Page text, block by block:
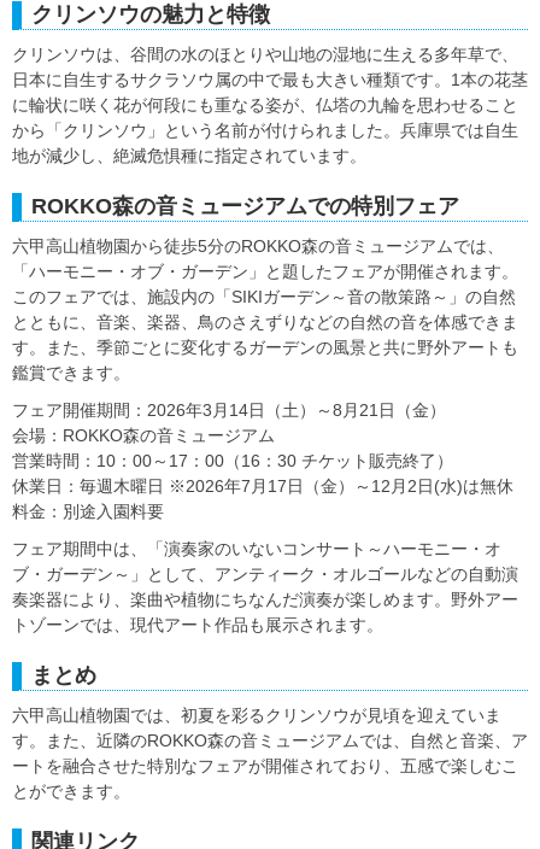
クリンソウの魅力と特徴
クリンソウは、谷間の水のほとりや山地の湿地に生える多年草で、
日本に自生するサクラソウ属の中で最も大きい種類です。1本の花茎
に輪状に咲く花が何段にも重なる姿が、仏塔の九輪を思わせること
から「クリンソウ」という名前が付けられました。兵庫県では自生
地が減少し、絶滅危惧種に指定されています。
ROKKO森の音ミュージアムでの特別フェア
六甲高山植物園から徒歩5分のROKKO森の音ミュージアムでは、
「ハーモニー・オブ・ガーデン」と題したフェアが開催されます。
このフェアでは、施設内の「SIKIガーデン～音の散策路～」の自然
とともに、音楽、楽器、鳥のさえずりなどの自然の音を体感できま
す。また、季節ごとに変化するガーデンの風景と共に野外アートも
鑑賞できます。
フェア開催期間：2026年3月14日（土）～8月21日（金）
会場：ROKKO森の音ミュージアム
営業時間：10：00～17：00（16：30 チケット販売終了）
休業日：毎週木曜日 ※2026年7月17日（金）～12月2日(水)は無休
料金：別途入園料要
フェア期間中は、「演奏家のいないコンサート～ハーモニー・オ
ブ・ガーデン～」として、アンティーク・オルゴールなどの自動演
奏楽器により、楽曲や植物にちなんだ演奏が楽しめます。野外アー
トゾーンでは、現代アート作品も展示されます。
まとめ
六甲高山植物園では、初夏を彩るクリンソウが見頃を迎えていま
す。また、近隣のROKKO森の音ミュージアムでは、自然と音楽、ア
ートを融合させた特別なフェアが開催されており、五感で楽しむこ
とができます。
関連リンク